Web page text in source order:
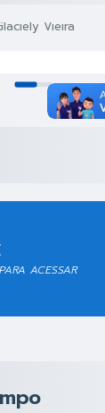
Vieira
ACESSAR